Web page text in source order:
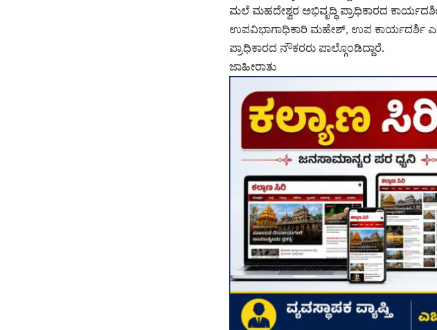
ಮಲೆ ಮಹದೇಶ್ವರ ಅಭಿವೃದ್ಧಿ ಪ್ರಾಧಿಕಾರದ
ಉಪವಿಭಾಗಾಧಿಕಾರಿ‌ ಮಹೇಶ್, ಉಪ ಕಾರ್ಯದರ್ಶಿ
ಪ್ರಾಧಿಕಾರದ ನೌಕರರು ಪಾಲ್ಗೊಂಡಿದ್ದಾರೆ.
ಜಾಹೀರಾತು